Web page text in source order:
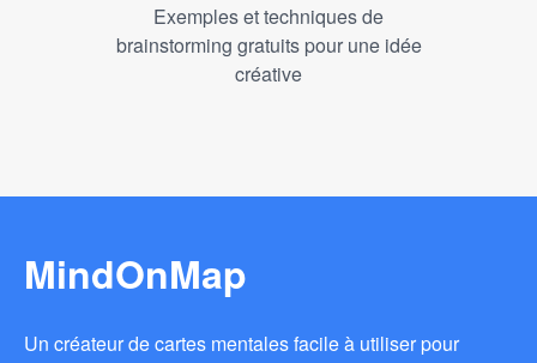
Exemples et techniques de
brainstorming gratuits pour une idée
créative
MindOnMap
Un créateur de cartes mentales facile à utiliser pour